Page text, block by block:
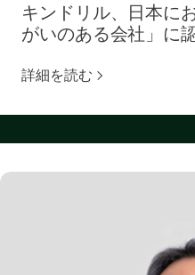
キンドリル、日本に
がいのある会社」に
詳細を読む